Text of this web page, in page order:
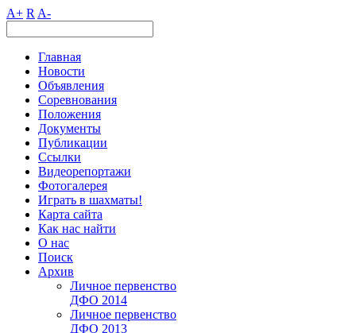
A+ R A-
Главная
Новости
Объявления
Соревнования
Положения
Документы
Публикации
Ссылки
Видеорепортажи
Фотогалерея
Играть в шахматы!
Карта сайта
Как нас найти
О нас
Поиск
Архив
Личное первенство
ДФО 2014
Личное первенство
ДФО 2013